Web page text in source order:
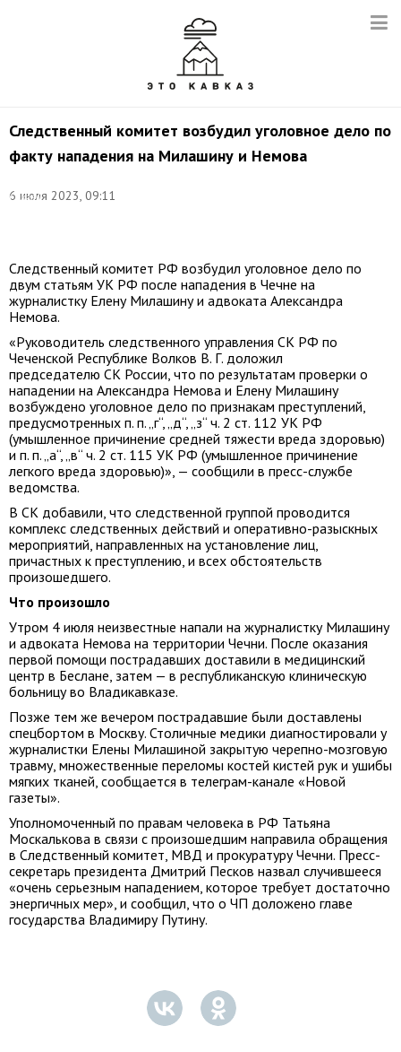
Следственный комитет возбудил уголовное дело по
факту нападения на Милашину и Немова
6 июля 2023, 09:11
Сергей
Следственный комитет РФ возбудил уголовное дело по
двум статьям УК РФ после нападения в Чечне на
журналистку Елену Милашину и адвоката Александра
Немова.
«Руководитель следственного управления СК РФ по
Чеченской Республике Волков В. Г. доложил
председателю СК России, что по результатам проверки о
нападении на Александра Немова и Елену Милашину
возбуждено уголовное дело по признакам преступлений,
предусмотренных п. п. „г“, „д“, „з“ ч. 2 ст. 112 УК РФ
(умышленное причинение средней тяжести вреда здоровью)
и п. п. „а“, „в“ ч. 2 ст. 115 УК РФ (умышленное причинение
легкого вреда здоровью)», — сообщили в пресс-службе
ведомства.
В СК добавили, что следственной группой проводится
комплекс следственных действий и оперативно-разыскных
мероприятий, направленных на установление лиц,
причастных к преступлению, и всех обстоятельств
произошедшего.
Что произошло
Утром 4 июля неизвестные напали на журналистку Милашину
и адвоката Немова на территории Чечни. После оказания
первой помощи пострадавших доставили в медицинский
центр в Беслане, затем — в республиканскую клиническую
больницу во Владикавказе.
Позже тем же вечером пострадавшие были доставлены
спецбортом в Москву. Столичные медики диагностировали у
журналистки Елены Милашиной закрытую черепно-мозговую
травму, множественные переломы костей кистей рук и ушибы
мягких тканей, сообщается в телеграм-канале «Новой
газеты».
Уполномоченный по правам человека в РФ Татьяна
Москалькова в связи с произошедшим направила обращения
в Следственный комитет, МВД и прокуратуру Чечни. Пресс-
секретарь президента Дмитрий Песков назвал случившееся
«очень серьезным нападением, которое требует достаточно
энергичных мер», и сообщил, что о ЧП доложено главе
государства Владимиру Путину.